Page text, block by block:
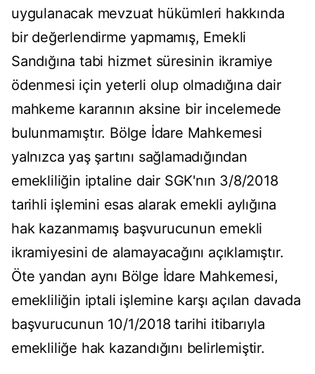
uygulanacak mevzuat hükümleri hakkında
bir değerlendirme yapmamış, Emekli
Sandığına tabi hizmet süresinin ikramiye
ödenmesi için yeterli olup olmadığına dair
mahkeme kararının aksine bir incelemede
bulunmamıştır. Bölge İdare Mahkemesi
yalnızca yaş şartını sağlamadığından
emekliliğin iptaline dair SGK'nın 3/8/2018
tarihli işlemini esas alarak emekli aylığına
hak kazanmamış başvurucunun emekli
ikramiyesini de alamayacağını açıklamıştır.
Öte yandan aynı Bölge İdare Mahkemesi,
emekliliğin iptali işlemine karşı açılan davada
başvurucunun 10/1/2018 tarihi itibarıyla
emekliliğe hak kazandığını belirlemiştir.